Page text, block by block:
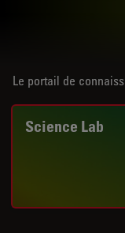
Le portail de
Science Lab